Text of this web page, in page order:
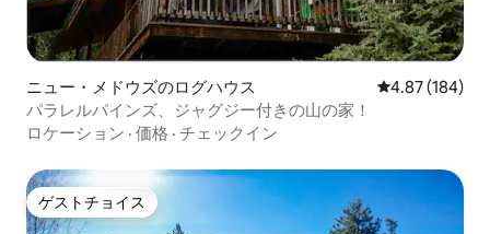
ニュー・メドウズのログハウス レビュー184
4.87 (184)
パラレルパインズ、ジャグジー付きの山の家！
ロケーション · 価格 · チェックイン
ゲストチョイス
ゲストチョイス